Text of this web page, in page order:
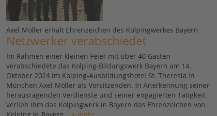
Axel Möller erhält Ehrenzeichen des Kolpingwerkes Bayern
Netzwerker verabschiedet
Im Rahmen einer kleinen Feier mit über 40 Gästen
verabschiedete das Kolping-Bildungswerk Bayern am 14.
Oktober 2024 im Kolping-Ausbildungshotel St. Theresia in
München Axel Möller als Vorsitzenden. In Anerkennung seiner
herausragenden Verdienste und seiner engagierten Tätigkeit
verlieh ihm das Kolpingwerk in Bayern das Ehrenzeichen von